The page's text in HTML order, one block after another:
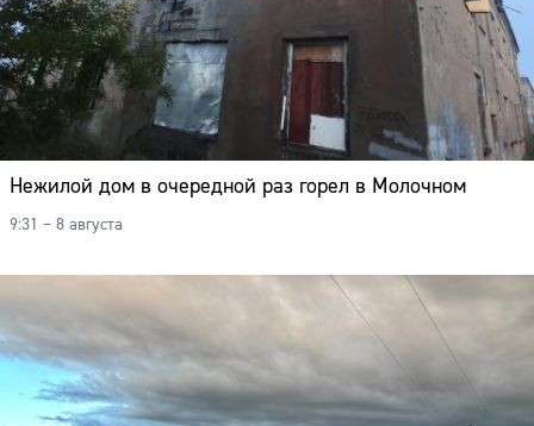
Нежилой дом в очередной раз горел в Молочном
9:31 – 8 августа